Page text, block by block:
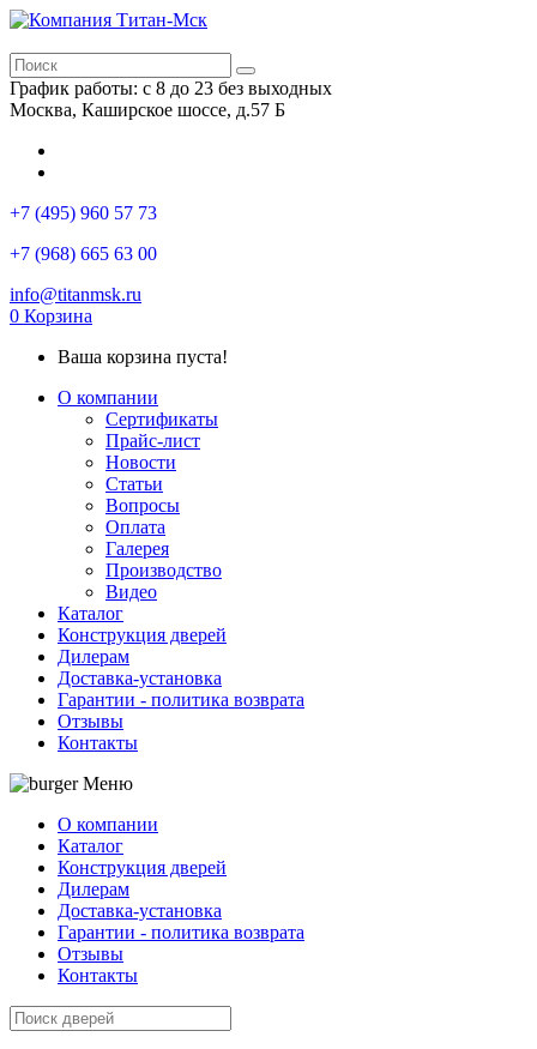
График работы: с 8 до 23 без выходных
Москва, Каширское шоссе, д.57 Б
+7 (495) 960 57 73
+7 (968) 665 63 00
info@titanmsk.ru
0 Корзина
Ваша корзина пуста!
О компании
Сертификаты
Прайс-лист
Новости
Статьи
Вопросы
Оплата
Галерея
Производство
Видео
Каталог
Конструкция дверей
Дилерам
Доставка-установка
Гарантии - политика возврата
Отзывы
Контакты
Меню
О компании
Каталог
Конструкция дверей
Дилерам
Доставка-установка
Гарантии - политика возврата
Отзывы
Контакты